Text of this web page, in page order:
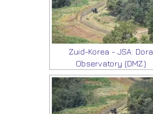
Zuid-Korea - JSA: Dora
Observatory (DMZ)